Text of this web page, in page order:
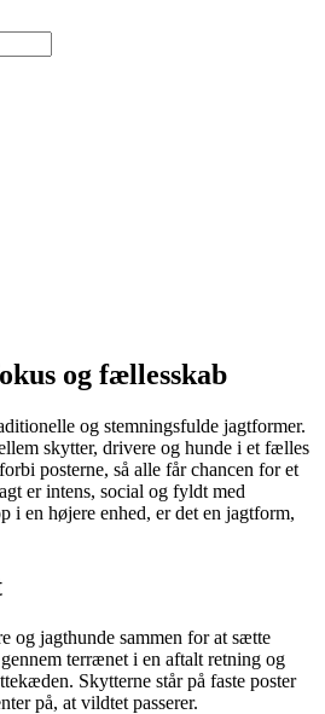
og fællesskab
og stemningsfulde jagtformer.
skytter, drivere og hunde i et fælles
posterne, så alle får chancen for et
er intens, social og fyldt med
i en højere enhed, er det en jagtform,
og jagthunde sammen for at sætte
terrænet i en aftalt retning og
Skytterne står på faste poster
på, at vildtet passerer.